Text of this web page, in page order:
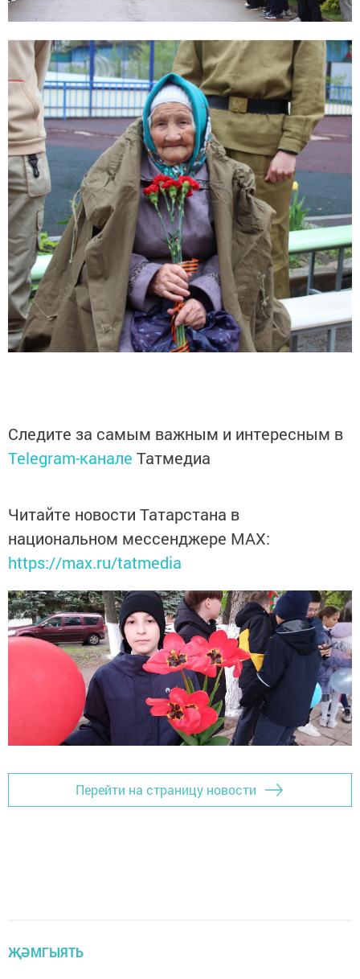
Следите за самым важным и интересным в
Telegram-канале Татмедиа
Читайте новости Татарстана в
национальном мессенджере MАХ:
https://max.ru/tatmedia
Перейти на страницу новости
ҖӘМГЫЯТЬ